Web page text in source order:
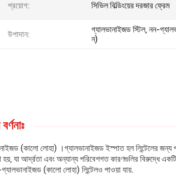
প্রয়োগ: সিভিল বিল্ডিংয়ের দরজার ফ্রেম
উপাদান:
গ্যালভানাইজড স্টিল, নন-
ন)
(কালো লোহা) ।গ্যালভানাইজড ইস্পাত হল লিন্টেলের জন্য
যা আর্দ্রতা এবং অন্যান্য পরিবেশগত কারণগুলির বিরুদ্ধে একটি
(কালো লোহা) লিন্টেলও পাওয়া যায়.